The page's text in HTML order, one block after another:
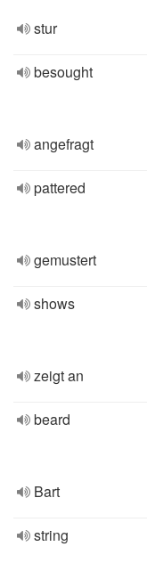
stur
besought
angefragt
pattered
gemustert
shows
zeigt an
beard
Bart
string